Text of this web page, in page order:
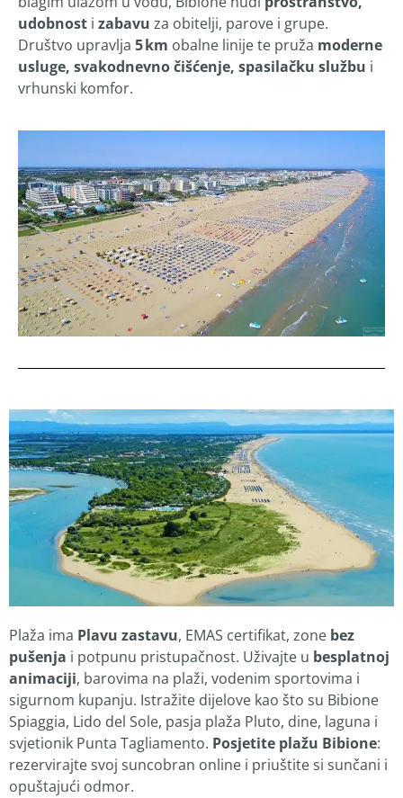
udobnost i zabavu za obitelji, parove i grupe.
Društvo upravlja 5 km obalne linije te pruža moderne
usluge, svakodnevno čišćenje, spasilačku službu i
vrhunski komfor.
Plaža ima Plavu zastavu, EMAS certifikat, zone bez
pušenja i potpunu pristupačnost. Uživajte u besplatnoj
animaciji, barovima na plaži, vodenim sportovima i
sigurnom kupanju. Istražite dijelove kao što su Bibione
Spiaggia, Lido del Sole, pasja plaža Pluto, dine, laguna i
svjetionik Punta Tagliamento. Posjetite plažu Bibione:
rezervirajte svoj suncobran online i priuštite si sunčani i
opuštajući odmor.